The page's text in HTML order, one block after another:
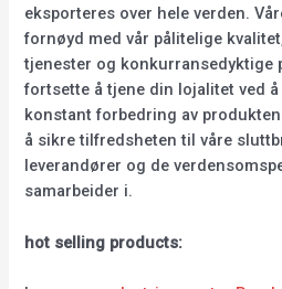
eksporteres over hele verden.
fornøyd med vår pålitelige
tjenester og konkurransedyktige
fortsette å tjene din lojalitet ved
konstant forbedring av
å sikre tilfredsheten til våre
leverandører og de
samarbeider i.
hot selling products: